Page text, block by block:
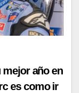
mejor año en
es como ir